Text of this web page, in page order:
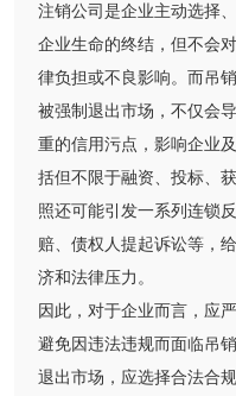
注销公司是企业主动选择
企业生命的终结，但不会
律负担或不良影响。而吊
被强制退出市场，不仅会
重的信用污点，影响企业
括但不限于融资、投标、
照还可能引发一系列连锁
赔、债权人提起诉讼等，
济和法律压力。
因此，对于企业而言，应
避免因违法违规而面临吊
退出市场，应选择合法合